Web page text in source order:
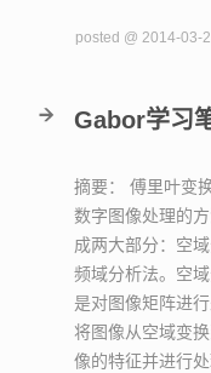
posted @ 2014-03-
Gabor学习
摘要： 傅里叶变
数字图像处理的
成两大部分：空
频域分析法。空
是对图像矩阵进
将图像从空域变
像的特征并进行